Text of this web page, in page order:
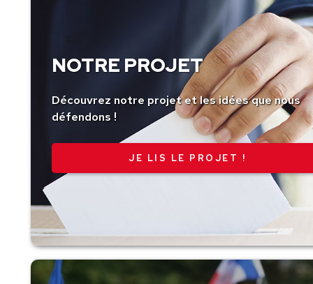
NOTRE PROJET
Découvrez notre projet et les idées que nous
défendons !
JE LIS LE PROJET !